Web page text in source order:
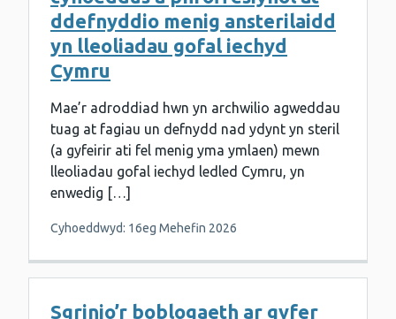
ddefnyddio menig ansterilaidd
yn lleoliadau gofal iechyd
Cymru
Mae’r adroddiad hwn yn archwilio agweddau
tuag at fagiau un defnydd nad ydynt yn steril
(a gyfeirir ati fel menig yma ymlaen) mewn
lleoliadau gofal iechyd ledled Cymru, yn
enwedig […]
Cyhoeddwyd: 16eg Mehefin 2026
Sgrinio’r boblogaeth ar gyfer